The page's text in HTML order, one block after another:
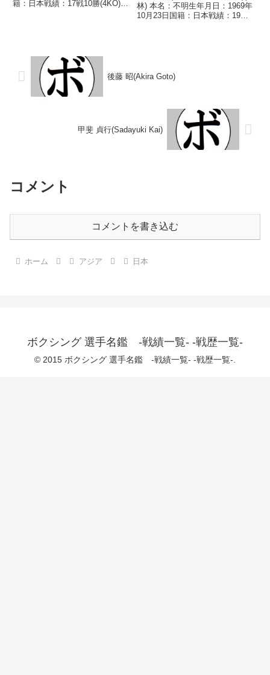
籍：日本戦績：17戦10勝(4KO)5
林) 本名：不明生年月日：1969年
10月23日国籍：日本戦績：19戦
後藤 昭(Akira Goto)
甲斐 貞行(Sadayuki Kai)
コメント
コメントを書き込む
ホーム アジア 日本
ボクシング 選手名鑑 -戦績一覧- -戦歴一覧-
© 2015 ボクシング 選手名鑑 -戦績一覧- -戦歴一覧-.